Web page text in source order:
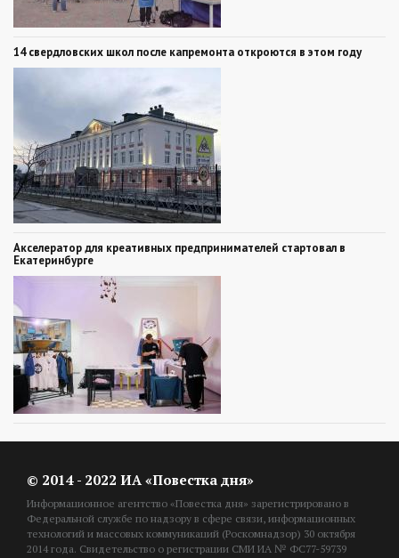
14 свердловских школ после капремонта откроются в этом году
Акселератор для креативных предпринимателей стартовал в
Екатеринбурге
© 2014 - 2022 ИА «Повестка дня»
Информационное агентство «Повестка дня» зарегистрировано в
Федеральной службе по надзору в сфере связи, информационных
технологий и массовых коммуникаций (Роскомнадзор) 30 октября
2014 года. Свидетельство о регистрации СМИ ИА № ФС77-59739